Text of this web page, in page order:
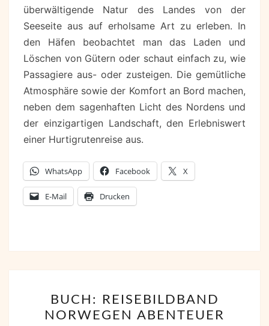
überwältigende Natur des Landes von der
Seeseite aus auf erholsame Art zu erleben. In
den Häfen beobachtet man das Laden und
Löschen von Gütern oder schaut einfach zu, wie
Passagiere aus- oder zusteigen. Die gemütliche
Atmosphäre sowie der Komfort an Bord machen,
neben dem sagenhaften Licht des Nordens und
der einzigartigen Landschaft, den Erlebniswert
einer Hurtigrutenreise aus.
WhatsApp Facebook X
E-Mail Drucken
REISEBILDBAND
NORWEGEN
BUCH: REISEBILDBAND
NORWEGEN ABENTEUER